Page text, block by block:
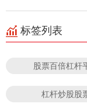
标签列表
股票百倍杠杆
杠杆炒股股